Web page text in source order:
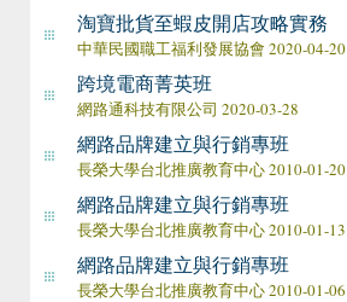
淘寶批貨至蝦皮開店攻略實務
中華民國職工福利發展協會 2020-04-20
跨境電商菁英班
網路通科技有限公司 2020-03-28
網路品牌建立與行銷專班
長榮大學台北推廣教育中心 2010-01-20
網路品牌建立與行銷專班
長榮大學台北推廣教育中心 2010-01-13
網路品牌建立與行銷專班
長榮大學台北推廣教育中心 2010-01-06